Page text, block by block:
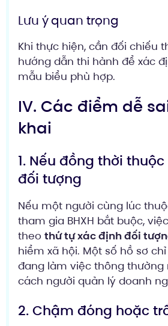
Lưu ý quan trọng
Khi thực hiện, cần đối chiếu
hướng dẫn thi hành để xác
mẫu biểu phù hợp.
IV. Các điểm dễ
khai
1. Nếu đồng thời
đối tượng
Nếu một người cùng lúc
tham gia BHXH bắt buộc,
theo thứ tự xác định đối
hiểm xã hội. Một số hồ sơ
đang làm việc thông thường
cách người quản lý doanh
2. Chậm đóng hoặc